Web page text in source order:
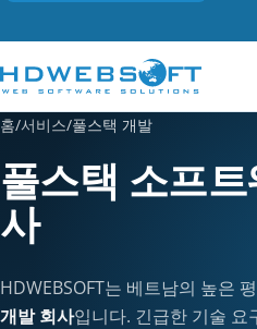
홈/서비스/풀스택 개발
풀스택 소프
사
HDWEBSOFT는 베트남의 높은
개발 회사입니다. 긴급한 기술 요